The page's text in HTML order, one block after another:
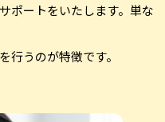
ポートをいたします。単な
行うのが特徴です。